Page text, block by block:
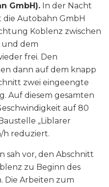
GmbH). In der Nacht
die Autobahn GmbH
Koblenz zwischen
und dem
frei. Den
dann auf dem knapp
zwei eingeengte
Auf diesem gesamten
auf 80
„Liblarer
h reduziert.
sah vor, den Abschnitt
zu Beginn des
Die Arbeiten zum